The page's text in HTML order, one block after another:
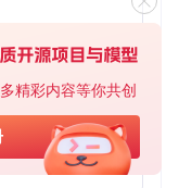
精彩内容等你共创
基于Python的Xiaozhi AI，适用于想要完整Xiaozhi体验而无需拥有专用硬件的用户。